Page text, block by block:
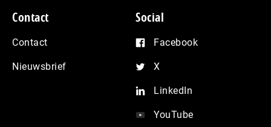
Contact
Contact
Nieuwsbrief
Social
Facebook
X
LinkedIn
YouTube